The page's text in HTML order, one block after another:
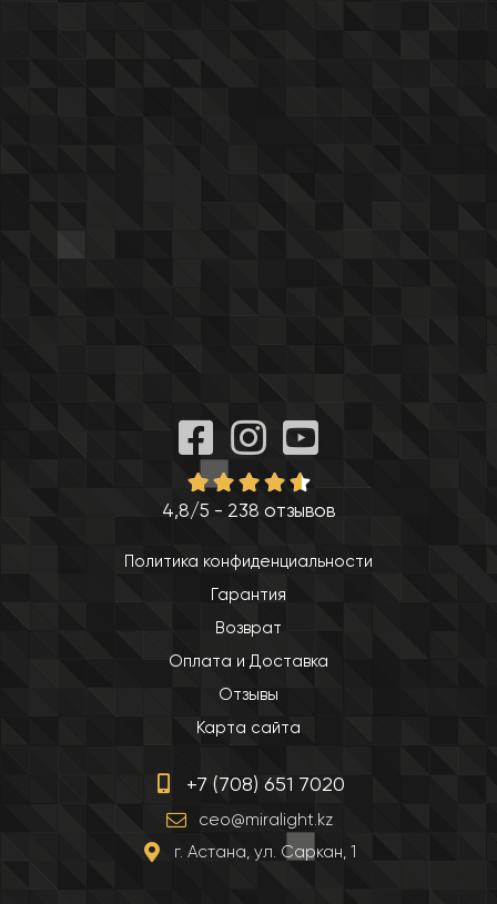
4,8/5 - 238 отзывов
Политика конфиденциальности
Гарантия
Возврат
Оплата и Доставка
Отзывы
Карта сайта
+7 (708) 651 7020
ceo@miralight.kz
г. Астана, ул. Саркан, 1